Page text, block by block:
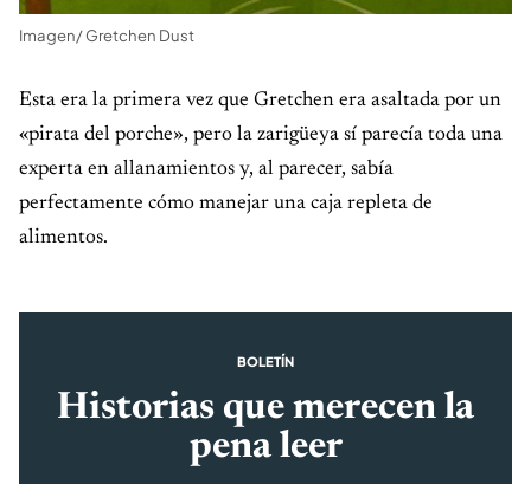
Imagen/ Gretchen Dust
Esta era la primera vez que Gretchen era asaltada por un
«pirata del porche», pero la zarigüeya sí parecía toda una
experta en allanamientos y, al parecer, sabía
perfectamente cómo manejar una caja repleta de
alimentos.
BOLETÍN
Historias que merecen la
pena leer